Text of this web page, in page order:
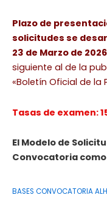
Plazo de
solicitudes se
23 de Marzo de 2026
siguiente al de la
«Boletín Oficial de la
Tasas de examen:
El Modelo de
Convocatoria como
BASES CONVOCATORIA